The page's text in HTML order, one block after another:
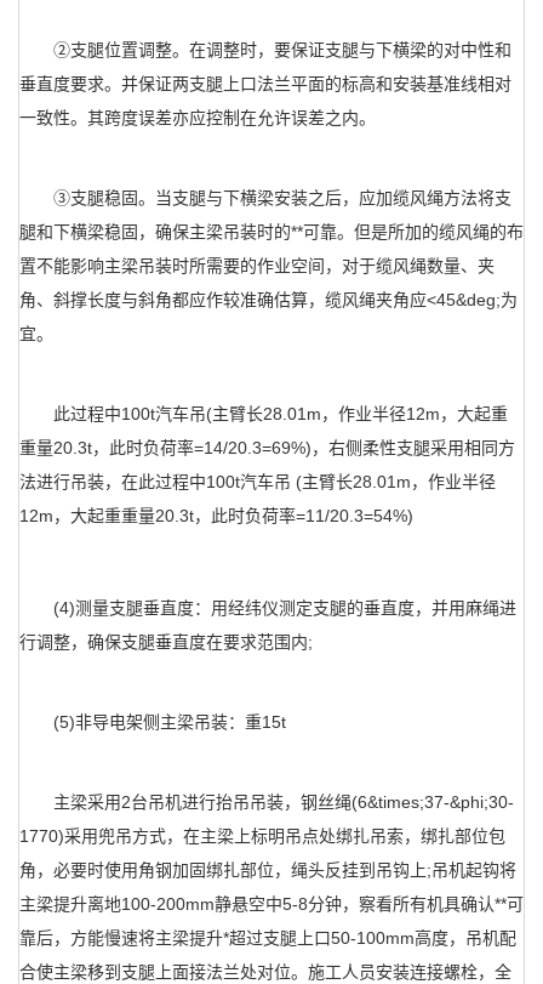
②支腿位置调整。在调整时，要保证支腿与下横梁的对中性和
垂直度要求。并保证两支腿上口法兰平面的标高和安装基准线相对
一致性。其跨度误差亦应控制在允许误差之内。
③支腿稳固。当支腿与下横梁安装之后，应加缆风绳方法将支
腿和下横梁稳固，确保主梁吊装时的**可靠。但是所加的缆风绳的布
置不能影响主梁吊装时所需要的作业空间，对于缆风绳数量、夹
角、斜撑长度与斜角都应作较准确估算，缆风绳夹角应<45&deg;为
宜。
此过程中100t汽车吊(主臂长28.01m，作业半径12m，大起重
重量20.3t，此时负荷率=14/20.3=69%)，右侧柔性支腿采用相同方
法进行吊装，在此过程中100t汽车吊 (主臂长28.01m，作业半径
12m，大起重重量20.3t，此时负荷率=11/20.3=54%)
(4)测量支腿垂直度：用经纬仪测定支腿的垂直度，并用麻绳进
行调整，确保支腿垂直度在要求范围内;
(5)非导电架侧主梁吊装：重15t
主梁采用2台吊机进行抬吊吊装，钢丝绳(6&times;37-&phi;30-
1770)采用兜吊方式，在主梁上标明吊点处绑扎吊索，绑扎部位包
角，必要时使用角钢加固绑扎部位，绳头反挂到吊钩上;吊机起钩将
主梁提升离地100-200mm静悬空中5-8分钟，察看所有机具确认**可
靠后，方能慢速将主梁提升*超过支腿上口50-100mm高度，吊机配
合使主梁移到支腿上面接法兰处对位。施工人员安装连接螺栓，全